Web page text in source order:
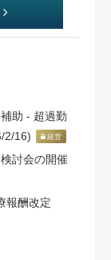
助 - 超過勤
2/16)
経営
討会の開催
報酬改定